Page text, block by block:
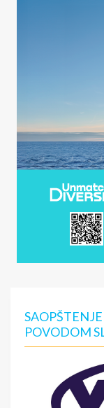
POVODOM